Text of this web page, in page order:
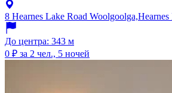
8 Hearnes Lake Road
До центра: 343 м
0 ₽ за 2 чел., 5 ночей